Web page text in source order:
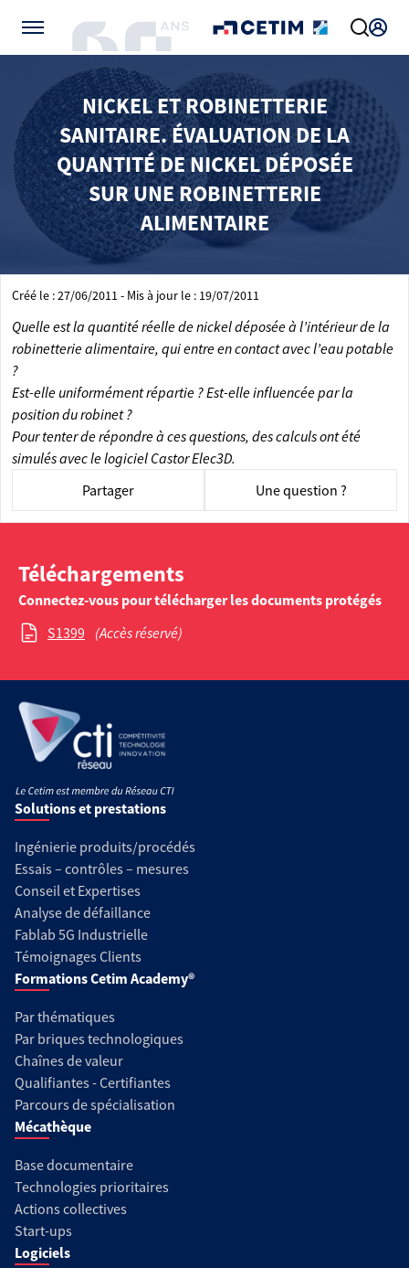
NICKEL ET ROBINETTERIE
SANITAIRE. ÉVALUATION DE LA
QUANTITÉ DE NICKEL DÉPOSÉE
SUR UNE ROBINETTERIE
ALIMENTAIRE
Créé le : 27/06/2011 - Mis à jour le : 19/07/2011
Quelle est la quantité réelle de nickel déposée à l’intérieur de la
robinetterie alimentaire, qui entre en contact avec l’eau potable
?
Est-elle uniformément répartie ? Est-elle influencée par la
position du robinet ?
Pour tenter de répondre à ces questions, des calculs ont été
simulés avec le logiciel Castor Elec3D.
Partager
Une question ?
Téléchargements
Connectez-vous pour télécharger les documents protégés
S1399 (Accès réservé)
Solutions et prestations
Ingénierie produits/procédés
Essais – contrôles – mesures
Conseil et Expertises
Analyse de défaillance
Fablab 5G Industrielle
Témoignages Clients
Formations Cetim Academy®
Par thématiques
Par briques technologiques
Chaînes de valeur
Qualifiantes - Certifiantes
Parcours de spécialisation
Mécathèque
Base documentaire
Technologies prioritaires
Actions collectives
Start-ups
Logiciels